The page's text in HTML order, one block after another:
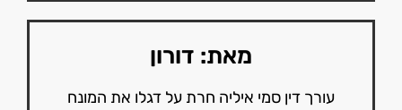
מאת: דורון
עורך דין סמי איליה חרת על דגלו את המונח